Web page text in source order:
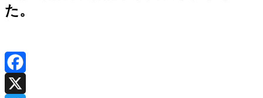
た。
Facebook